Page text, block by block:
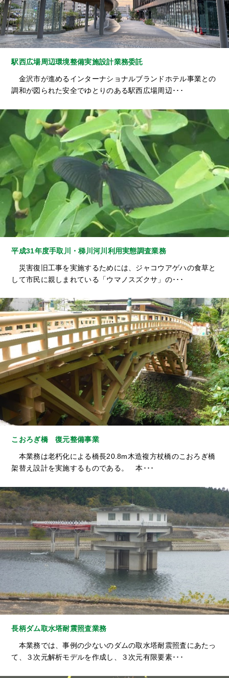
駅西広場周辺環境整備実施設計業務委託
金沢市が進めるインターナショナルブランドホテル事業との
調和が図られた安全でゆとりのある駅西広場周辺･･･
平成31年度手取川・梯川河川利用実態調査業務
災害復旧工事を実施するためには、ジャコウアゲハの食草と
して市民に親しまれている「ウマノスズクサ」の･･･
こおろぎ橋 復元整備事業
本業務は老朽化による橋長20.8m木造複方杖橋のこおろぎ橋
架替え設計を実施するものである。 本･･･
長柄ダム取水塔耐震照査業務
本業務では、事例の少ないのダムの取水塔耐震照査にあたっ
て、３次元解析モデルを作成し、３次元有限要素･･･